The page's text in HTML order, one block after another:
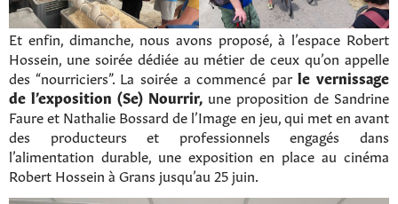
Et enfin, dimanche, nous avons proposé, à l’espace Robert
Hossein, une soirée dédiée au métier de ceux qu’on appelle
des “nourriciers”. La soirée a commencé parle vernissage
de l’exposition (Se) Nourrir, une proposition de Sandrine
Faure et Nathalie Bossard de l’Image en jeu, qui met en avant
des producteurs et professionnels engagés dans
l’alimentation durable, une exposition en place au cinéma
Robert Hossein à Grans jusqu’au 25 juin.